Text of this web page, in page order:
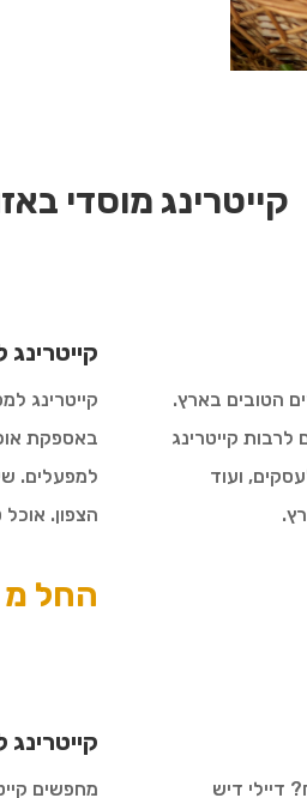
קייטרינג מוסדי
קייטרינג
באספקת
למפעלים.
הצפון.
החל מ 35 ש"ח
הטובים בארץ.
לרבות קייטרינג
ועוד
מחפשים דיילי דיש